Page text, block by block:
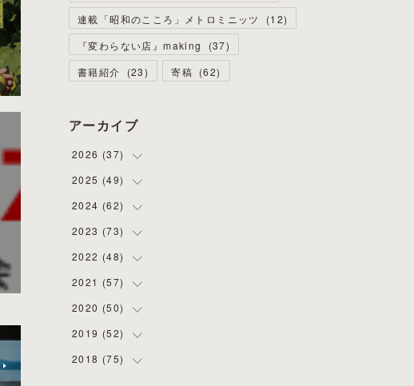
連載「昭和のこころ」メトロミニッツ
(12)
『変わらない店』making
(37)
書籍紹介
(23) 寄稿 (62)
アーカイブ
2026 (37)
(4)
(8)
(2)
( 11
(5)
(6)
( 1)
2025 (49)
(3)
(4)
( 3)
(4)
(4)
(2)
(6)
2024 (62)
(4)
(5)
(5)
(3)
(7)
(6)
2023 (73)
(8)
(6)
(7)
(5)
(7)
2022 (48)
(4)
(4)
(5)
(4)
2021 (57)
(6)
(8)
(2)
2020 (50)
(2)
(4)
2019 (52)
(10
2018 (75)